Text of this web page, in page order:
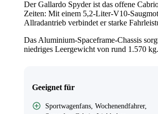
Der Gallardo Spyder ist das offene
Zeiten: Mit einem 5,2-Liter-V10-
Allradantrieb verbindet er starke
Das Aluminium-Spaceframe-Chassis
niedriges Leergewicht von rund 1.570 kg.
Geeignet für
Sportwagenfans, Wochenendfahrer,